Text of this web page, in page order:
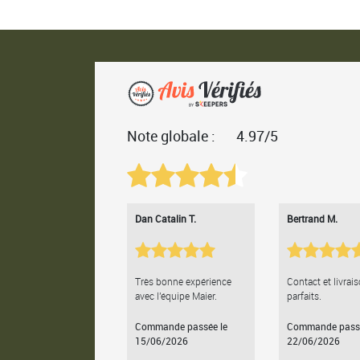
Note globale : 4.97/5
Dan Catalin T.
Très bonne expérience
avec l'équipe Maier.
Commande passée le
15/06/2026
Bertrand M.
Contact et
parfaits.
Commande
22/06/2026